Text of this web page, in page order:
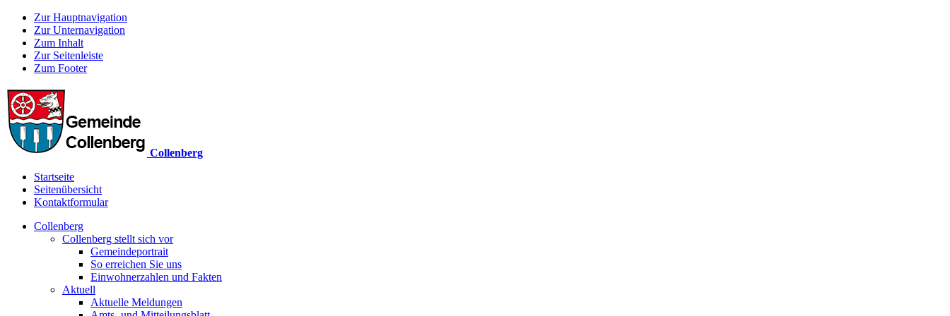
Zur Hauptnavigation
Zur Unternavigation
Zum Inhalt
Zur Seitenleiste
Zum Footer
Collenberg
Startseite
Seitenübersicht
Kontaktformular
Collenberg
Collenberg stellt sich vor
Gemeindeportrait
So erreichen Sie uns
Einwohnerzahlen und Fakten
Aktuell
Aktuelle Meldungen